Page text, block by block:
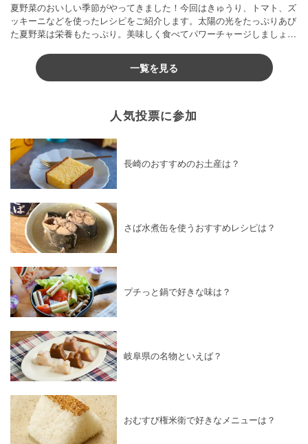
夏野菜のおいしい季節がやってきました！今回はきゅうり、トマト、ズ
ッキーニなどを使ったレシピをご紹介します。太陽の光をたっぷりあび
た夏野菜は栄養もたっぷり。美味しく食べてパワーチャージしましょう
一覧を見る
人気投票に参加
長崎のおすすめのお土産は？
さば水煮缶を使うおすすめレシピは？
プチっと鍋で好きな味は？
岐阜県の名物といえば？
おむすび権米衛で好きなメニューは？